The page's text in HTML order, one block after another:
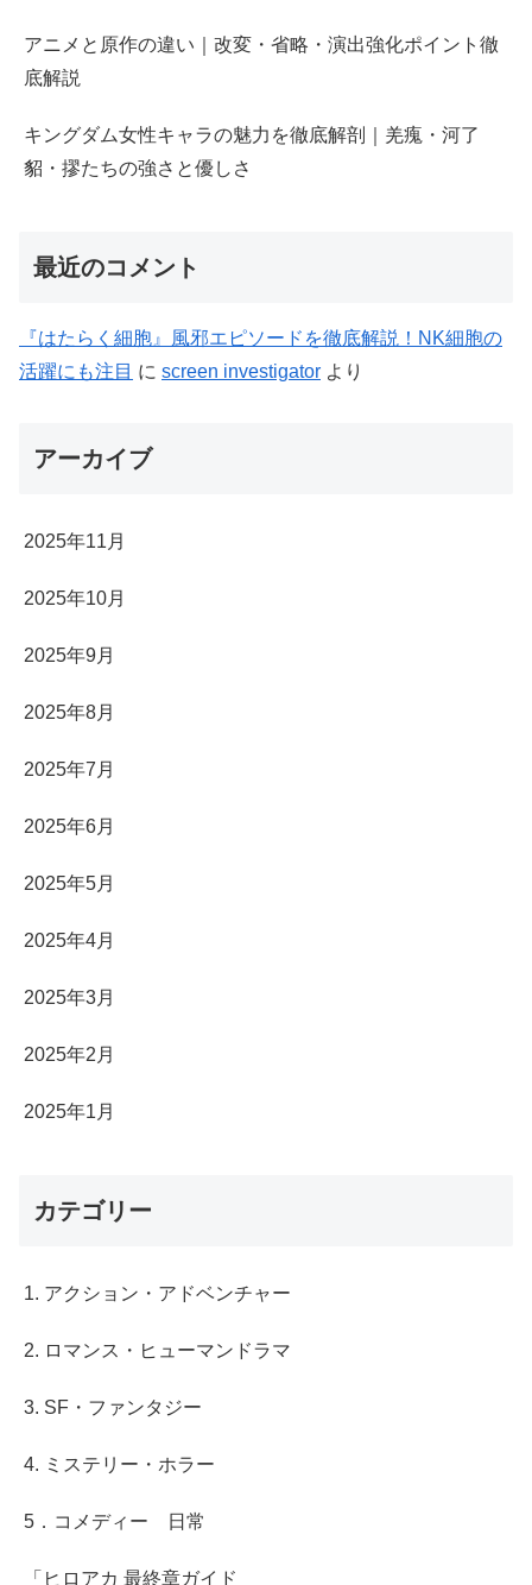
アニメと原作の違い｜改変・省略・演出強化ポイント徹
底解説
キングダム女性キャラの魅力を徹底解剖｜羌瘣・河了
貂・摎たちの強さと優しさ
最近のコメント
『はたらく細胞』風邪エピソードを徹底解説！NK細胞の
活躍にも注目 に screen investigator より
アーカイブ
2025年11月
2025年10月
2025年9月
2025年8月
2025年7月
2025年6月
2025年5月
2025年4月
2025年3月
2025年2月
2025年1月
カテゴリー
1. アクション・アドベンチャー
2. ロマンス・ヒューマンドラマ
3. SF・ファンタジー
4. ミステリー・ホラー
5．コメディー 日常
「ヒロアカ 最終章ガイド